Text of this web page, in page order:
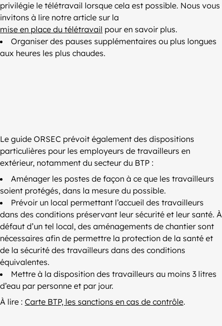
privilégie le télétravail lorsque cela est possible. Nous vous
invitons à lire notre article sur la
mise en place du télétravail pour en savoir plus.
Organiser des pauses supplémentaires ou plus longues
aux heures les plus chaudes.
Le guide ORSEC prévoit également des dispositions
particulières pour les employeurs de travailleurs en
extérieur, notamment du secteur du BTP :
Aménager les postes de façon à ce que les travailleurs
soient protégés, dans la mesure du possible.
Prévoir un local permettant l’accueil des travailleurs
dans des conditions préservant leur sécurité et leur santé. À
défaut d’un tel local, des aménagements de chantier sont
nécessaires afin de permettre la protection de la santé et
de la sécurité des travailleurs dans des conditions
équivalentes.
Mettre à la disposition des travailleurs au moins 3 litres
d’eau par personne et par jour.
À lire : Carte BTP, les sanctions en cas de contrôle.